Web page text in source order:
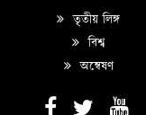
তৃতীয় লিঙ্গ
বিশ্ব
অন্বেষণ